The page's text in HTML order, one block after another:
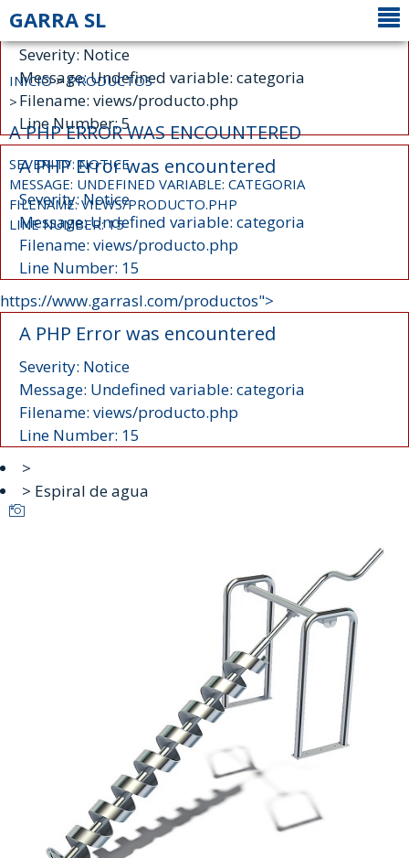
A PHP Error was encountered
Severity: Notice
Message: Undefined variable: categoria
Filename: views/producto.php
Line Number: 5
GARRA SL
INICIO >PRODUCTOS
>
A PHP ERROR WAS ENCOUNTERED
SEVERITY: NOTICE
MESSAGE: UNDEFINED VARIABLE: CATEGORIA
FILENAME: VIEWS/PRODUCTO.PHP
LINE NUMBER: 15
A PHP Error was encountered
Severity: Notice
Message: Undefined variable: categoria
Filename: views/producto.php
Line Number: 15
https://www.garrasl.com/productos">
A PHP Error was encountered
Severity: Notice
Message: Undefined variable: categoria
Filename: views/producto.php
Line Number: 15
>
> Espiral de agua